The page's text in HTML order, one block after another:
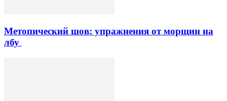
Метопический шов: упражнения от морщин на
лбу